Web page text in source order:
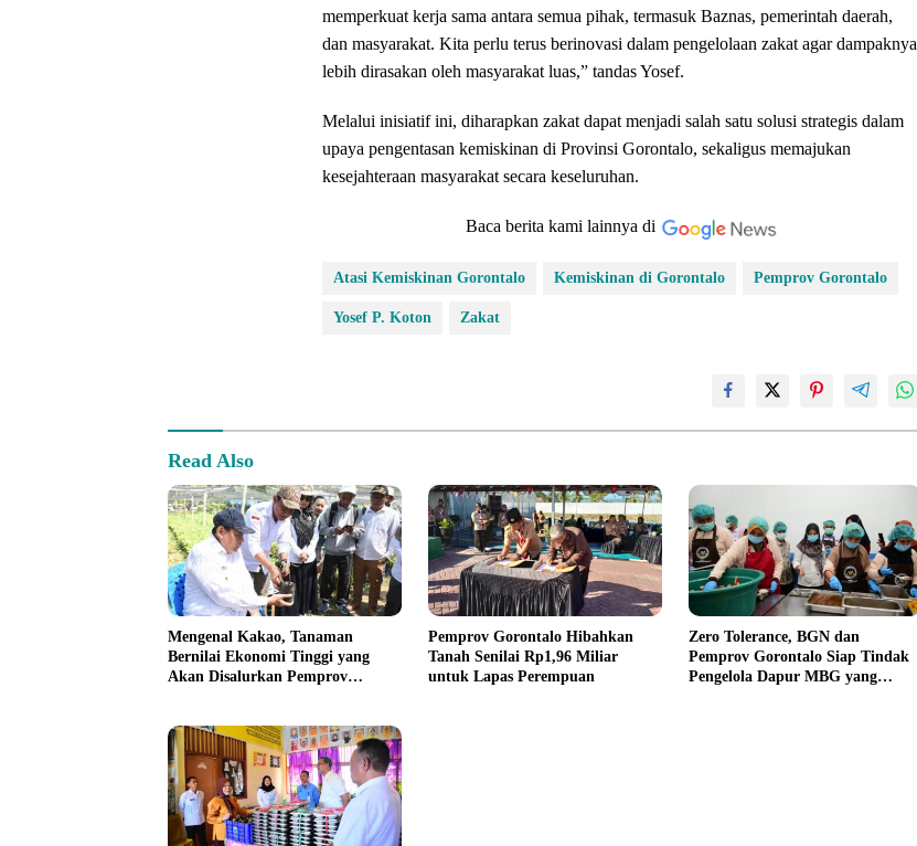
memperkuat kerja sama antara semua pihak, termasuk Baznas, pemerintah daerah,
dan masyarakat. Kita perlu terus berinovasi dalam pengelolaan zakat agar dampaknya
lebih dirasakan oleh masyarakat luas,” tandas Yosef.
Melalui inisiatif ini, diharapkan zakat dapat menjadi salah satu solusi strategis dalam
upaya pengentasan kemiskinan di Provinsi Gorontalo, sekaligus memajukan
kesejahteraan masyarakat secara keseluruhan.
Baca berita kami lainnya di
Atasi Kemiskinan Gorontalo Kemiskinan di Gorontalo Pemprov Gorontalo
Yosef P. Koton Zakat
Read Also
Mengenal Kakao, Tanaman
Bernilai Ekonomi Tinggi yang
Akan Disalurkan Pemprov
Pemprov Gorontalo Hibahkan
Tanah Senilai Rp1,96 Miliar
untuk Lapas Perempuan
Zero Tolerance, BGN dan
Pemprov Gorontalo Siap Tindak
Pengelola Dapur MBG yang